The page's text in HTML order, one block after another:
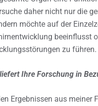
daher nicht nur die
möchte auf der
beeinflusst
zu führen.
Ihre Forschung in
Ergebnissen aus meiner